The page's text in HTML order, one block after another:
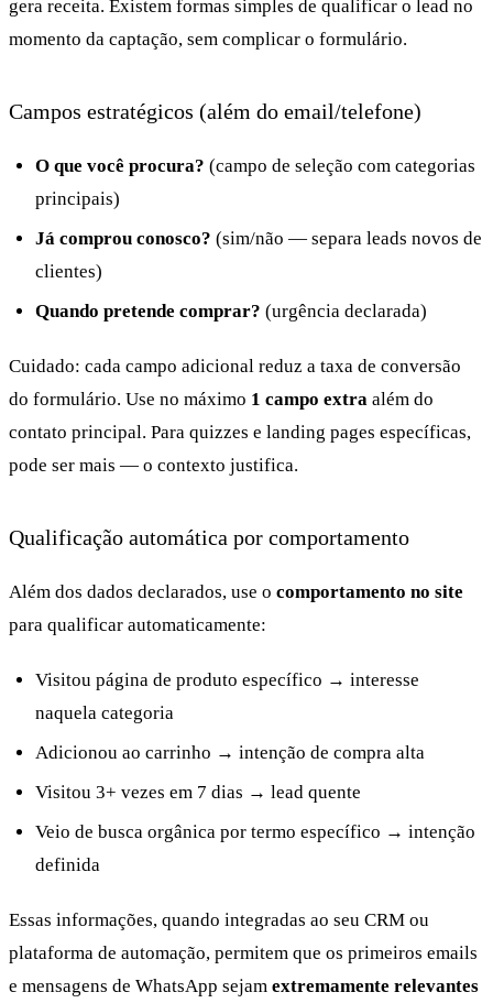
gera receita. Existem formas simples de qualificar o lead no
momento da captação, sem complicar o formulário.
Campos estratégicos (além do email/telefone)
O que você procura? (campo de seleção com categorias
principais)
Já comprou conosco? (sim/não — separa leads novos de
clientes)
Quando pretende comprar? (urgência declarada)
Cuidado: cada campo adicional reduz a taxa de conversão
do formulário. Use no máximo 1 campo extra além do
contato principal. Para quizzes e landing pages específicas,
pode ser mais — o contexto justifica.
Qualificação automática por comportamento
Além dos dados declarados, use o comportamento no site
para qualificar automaticamente:
Visitou página de produto específico → interesse
naquela categoria
Adicionou ao carrinho → intenção de compra alta
Visitou 3+ vezes em 7 dias → lead quente
Veio de busca orgânica por termo específico → intenção
definida
Essas informações, quando integradas ao seu CRM ou
plataforma de automação, permitem que os primeiros emails
e mensagens de WhatsApp sejam extremamente relevantes